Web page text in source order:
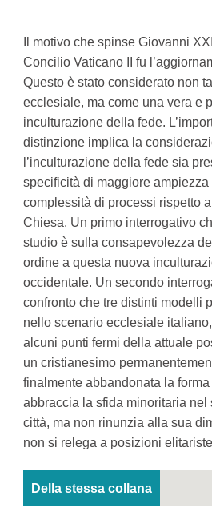
Il motivo che spinse Giovanni
Concilio Vaticano II fu
Questo è stato considerato non
ecclesiale, ma come una vera e
inculturazione della fede.
distinzione implica la
l’inculturazione della fede sia
specificità di maggiore
complessità di processi rispetto
Chiesa. Un primo interrogativo
studio è sulla consapevolezza
ordine a questa nuova
occidentale. Un secondo
confronto che tre distinti modelli
nello scenario ecclesiale
alcuni punti fermi della attuale
un cristianesimo
finalmente abbandonata la
abbraccia la sfida minoritaria nel
città, ma non rinunzia alla sua
non si relega a posizioni
Della stessa collana